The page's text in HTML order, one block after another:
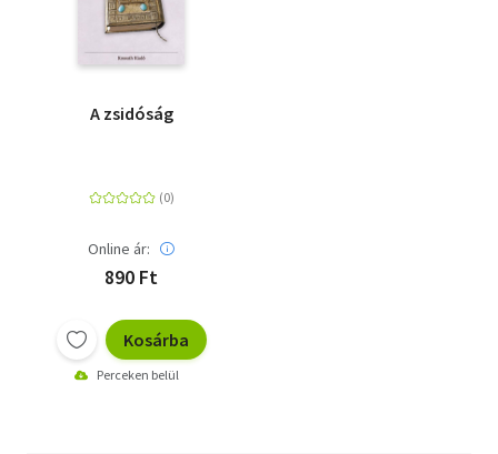
A zsidóság
Online ár:
890 Ft
Kosárba
Perceken belül